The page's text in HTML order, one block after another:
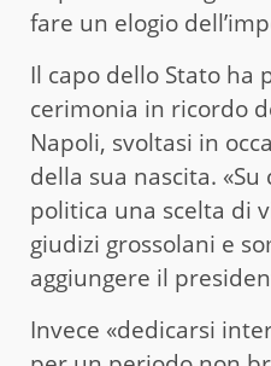
fare un elogio
Il capo dello Stato ha
cerimonia in ricordo
Napoli, svoltasi in
della sua nascita.
politica una scelta di
giudizi grossolani e
aggiungere il
Invece «dedicarsi